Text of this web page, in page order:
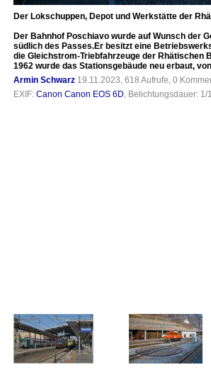
Der Lokschuppen, Depot und Werkstätte der
Der Bahnhof Poschiavo wurde auf Wunsch der
südlich des Passes.Er besitzt eine
die Gleichstrom-Triebfahrzeuge der Rhätischen
1962 wurde das Stationsgebäude neu erbaut,
Armin Schwarz 19.11.2023, 618 Aufrufe, 0
EXIF: Canon Canon EOS 6D, Belichtungsdauer: 1/